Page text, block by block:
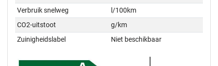
Verbruik snelweg
l/100km
CO2-uitstoot
g/km
Zuinigheidslabel
Niet beschikbaar